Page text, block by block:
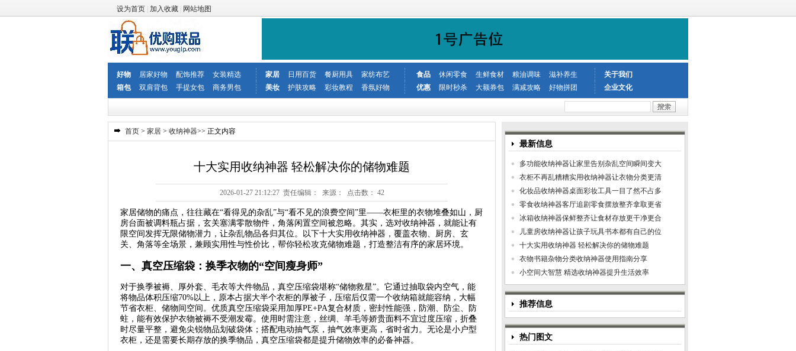
设为首页 加入收藏 网站地图
好物 居家好物 配饰推荐 女装精选 家居 日用百货 餐厨用具 家纺布艺 食品 休闲零食 生鲜食材 粮油调味 滋补养生
关于我们
箱包
双肩背包 手提女包 商务男包 美妆 护肤攻略 彩妆教程 香氛好物 优惠 限时秒杀 大额券包 满减攻略 好物拼团 企业文化
首页 > 家居 > 收纳神器>> 正文内容
十大实用收纳神器 轻松解决你的储物难题
2026-01-27 21:12:27 责任编辑： 来源： 点击数： 42
家居储物的痛点，往往藏在“看得见的杂乱”与“看不见的浪费空间”里——衣柜里的衣物堆叠如山，厨
房台面被调料瓶占据，玄关塞满零散物件，角落闲置空间被忽略。其实，选对收纳神器，就能让有
限空间发挥无限储物潜力，让杂乱物品各归其位。以下十大实用收纳神器，覆盖衣物、厨房、玄
关、角落等全场景，兼顾实用性与性价比，帮你轻松攻克储物难题，打造整洁有序的家居环境。
一、真空压缩袋：换季衣物的“空间瘦身师”
对于换季被褥、厚外套、毛衣等大件物品，真空压缩袋堪称“储物救星”。它通过抽取袋内空气，能
将物品体积压缩70%以上，原本占据大半个衣柜的厚被子，压缩后仅需一个收纳箱就能容纳，大幅
节省衣柜、储物间空间。优质真空压缩袋采用加厚PE+PA复合材质，密封性能强，防潮、防尘、防
蛀，能有效保护衣物被褥不受潮发霉。使用时需注意，丝绸、羊毛等娇贵面料不宜过度压缩，折叠
时尽量平整，避免尖锐物品划破袋体；搭配电动抽气泵，抽气效率更高，省时省力。无论是小户型
衣柜，还是需要长期存放的换季物品，真空压缩袋都是提升储物效率的必备神器。
最新信息
多功能收纳神器让家里告别杂乱空间瞬间变大
衣柜不再乱糟糟实用收纳神器让衣物分类更清
化妆品收纳神器桌面彩妆工具一目了然不占多
零食收纳神器客厅追剧零食摆放整齐拿取更省
冰箱收纳神器保鲜整齐让食材存放更干净更合
儿童房收纳神器让孩子玩具书本都有自己的位
十大实用收纳神器 轻松解决你的储物难题
衣物书籍杂物分类收纳神器使用指南分享
小空间大智慧 精选收纳神器提升生活效率
推荐信息
热门图文